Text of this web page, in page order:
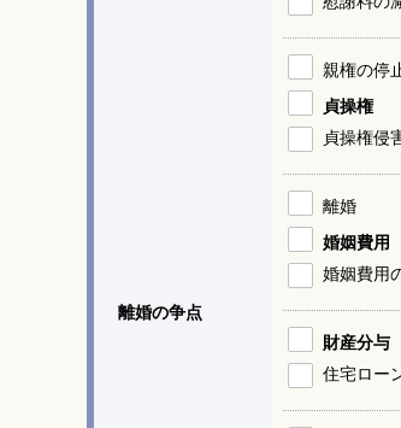
離婚の争点
親権の停
貞操権
貞操権侵
離婚
婚姻費用
婚姻費用
財産分与
住宅ロー